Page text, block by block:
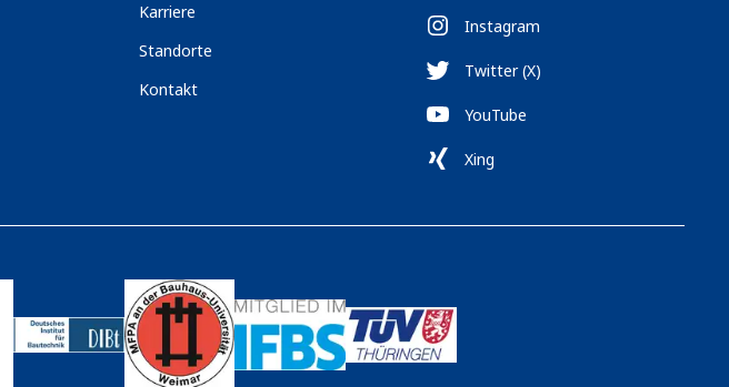
Karriere
Standorte
Kontakt
Instagram
Twitter (X)
YouTube
Xing